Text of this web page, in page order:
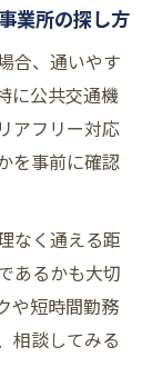
業所の探し方
合、通いやす
に公共交通機
アフリー対応
を事前に確認
なく通える距
あるかも大切
や短時間勤務
相談してみる